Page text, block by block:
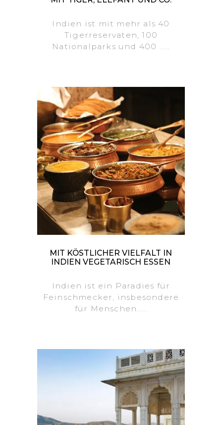
Indien ist mit mehr als 40
Tigerreservaten, 100
Nationalparks und 400 .....
MIT KÖSTLICHER VIELFALT IN
INDIEN VEGETARISCH ESSEN
Indien ist ein Paradies für
Feinschmecker, insbesondere
für Menschen.....